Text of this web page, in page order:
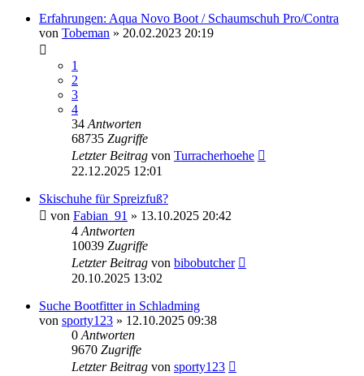
Erfahrungen: Aqua Novo Boot / Schaumschuh Pro/Contra
von Tobeman » 20.02.2023 20:19
1
2
3
4
34 Antworten
68735 Zugriffe
Letzter Beitrag von Turracherhoehe
22.12.2025 12:01
Skischuhe für Spreizfuß?
von Fabian_91 » 13.10.2025 20:42
4 Antworten
10039 Zugriffe
Letzter Beitrag von bibobutcher
20.10.2025 13:02
Suche Bootfitter in Schladming
von sporty123 » 12.10.2025 09:38
0 Antworten
9670 Zugriffe
Letzter Beitrag von sporty123